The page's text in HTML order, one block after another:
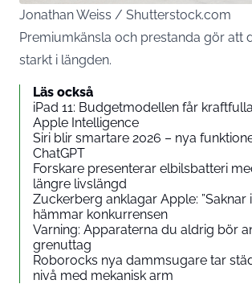
Jonathan Weiss / Shutterstock.com
Premiumkänsla och prestanda gör att
starkt i längden.
Läs också
iPad 11: Budgetmodellen får
Apple Intelligence
Siri blir smartare 2026 – nya
ChatGPT
Forskare presenterar elbilsbatteri
längre livslängd
Zuckerberg anklagar Apple:
hämmar konkurrensen
Varning: Apparaterna du aldrig bör
grenuttag
Roborocks nya dammsugare tar
nivå med mekanisk arm